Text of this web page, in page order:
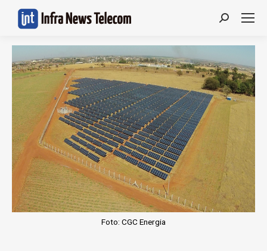
Search:
Foto: CGC Energia